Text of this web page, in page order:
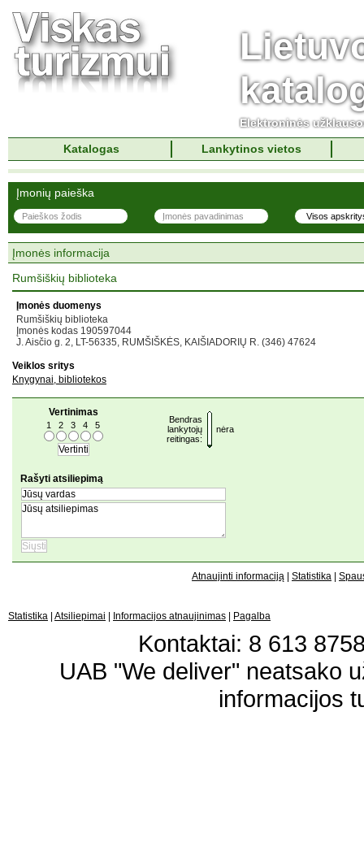
Elektroninės
Katalogas
Lankytinos vietos
Įmonių paieška
Įmonės informacija
Rumšiškių biblioteka
Įmonės duomenys
Rumšiškių biblioteka
Įmonės kodas 190597044
J. Aisčio g. 2, LT-56335, RUMŠIŠKĖS, KAIŠIADORIŲ R. (346) 47624
Veiklos sritys
Knygynai, bibliotekos
Vertinimas
1 2 3 4 5
Bendras
lankytojų
reitingas:
nėra
Rašyti atsiliepimą
Atnaujinti informaciją Statistika
Statistika Atsiliepimai Informacijos atnaujinimas Pagalba
Kontaktai: 8 613
UAB "We deliver" neatsako
informacijos